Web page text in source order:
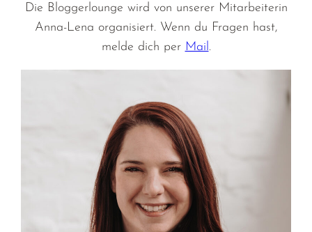
Die Bloggerlounge wird von unserer Mitarbeiterin
Anna-Lena organisiert. Wenn du Fragen hast,
melde dich per Mail.